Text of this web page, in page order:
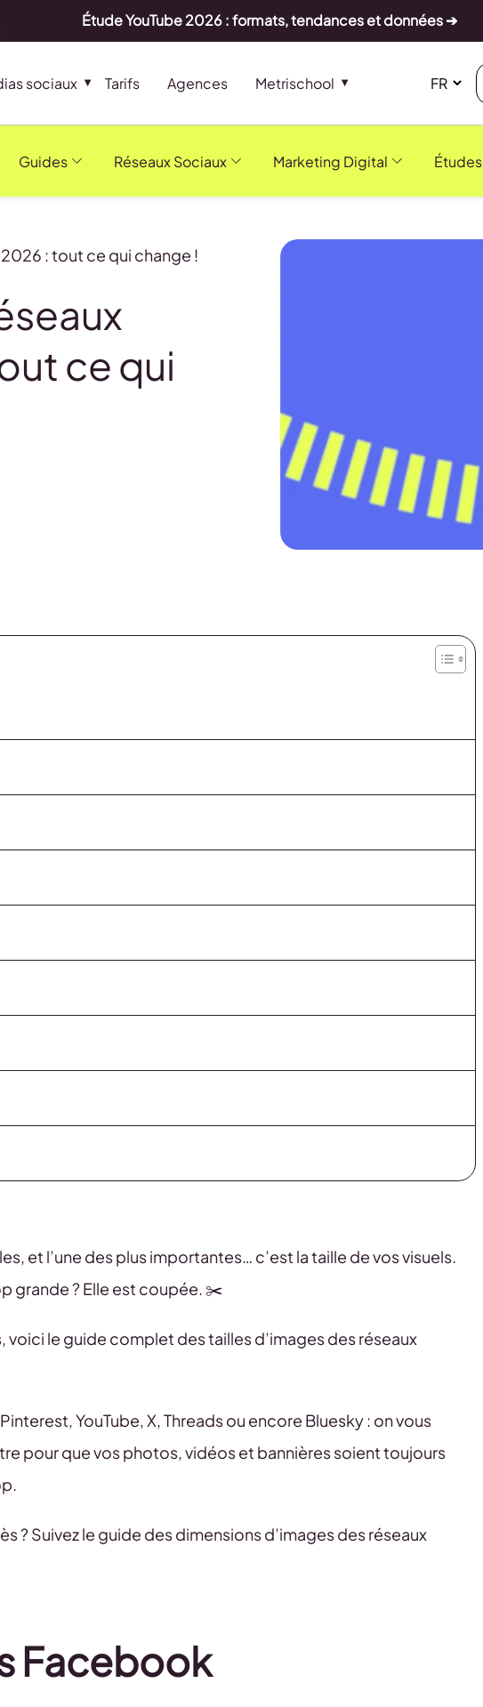
Étude YouTube 2026 : formats, tendances et données ➔
sociaux Tarifs Agences Metrischool
Guides Réseaux Sociaux Marketing Digital Études
: tout ce qui change !
ce qui
et l’une des plus importantes… c’est la taille de vos visuels.
grande ? Elle est coupée. ✂️
voici le guide complet des tailles d’images des réseaux
YouTube, X, Threads ou encore Bluesky : on vous
pour que vos photos, vidéos et bannières soient toujours
? Suivez le guide des dimensions d’images des réseaux
Facebook